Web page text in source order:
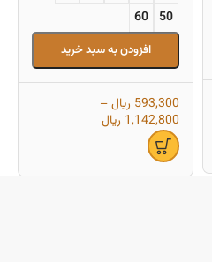
50
60
افزودن به سبد خرید
593,300 ریال–
1,142,800 ریال